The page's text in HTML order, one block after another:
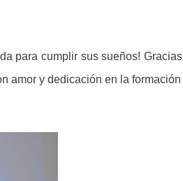
para cumplir sus sueños!
amor y dedicación en la